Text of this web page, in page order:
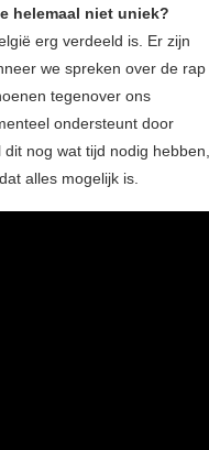
helemaal niet uniek?
erg verdeeld is. Er zijn
we spreken over de rap
tegenover ons
ondersteunt door
nog wat tijd nodig hebben,
alles mogelijk is.